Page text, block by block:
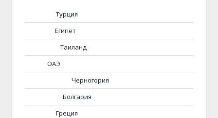
Турция
Египет
Таиланд
ОАЭ
Черногория
Болгария
Греция